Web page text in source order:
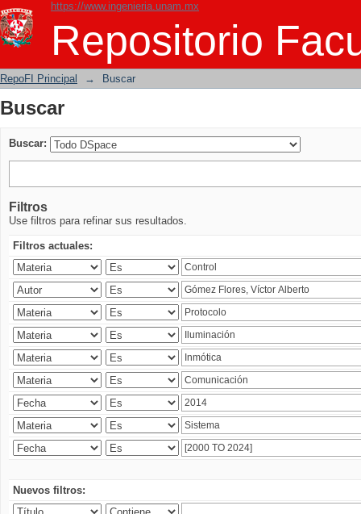
https://www.ingenieria.unam.mx
Repositorio
Buscar
RepoFI Principal → Buscar
Buscar
Buscar:
Filtros
Use filtros para refinar sus resultados.
Filtros actuales:
Nuevos filtros: